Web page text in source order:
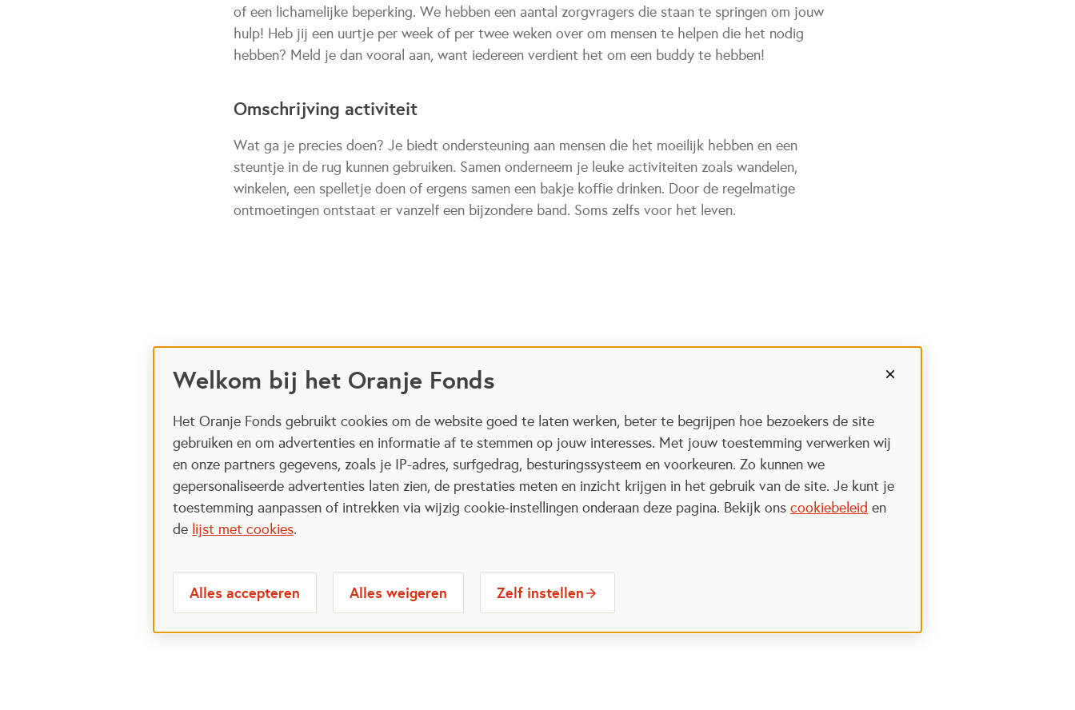
Welkom bij het Oranje Fonds
Het Oranje Fonds gebruikt cookies om de website goed te laten werken, beter te begrijpen hoe bezoekers de site
gebruiken en om advertenties en informatie af te stemmen op jouw interesses. Met jouw toestemming verwerken wij
en onze partners gegevens, zoals je IP-adres, surfgedrag, besturingssysteem en voorkeuren. Zo kunnen we
gepersonaliseerde advertenties laten zien, de prestaties meten en inzicht krijgen in het gebruik van de site. Je kunt je
toestemming aanpassen of intrekken via wijzig cookie-instellingen onderaan deze pagina. Bekijk ons cookiebeleid en
de lijst met cookies.
Alles accepteren Alles weigeren Zelf instellen
of een lichamelijke beperking. We hebben een aantal zorgvragers die staan te springen om jouw
hulp! Heb jij een uurtje per week of per twee weken over om mensen te helpen die het nodig
hebben? Meld je dan vooral aan, want iedereen verdient het om een buddy te hebben!
Omschrijving activiteit
Wat ga je precies doen? Je biedt ondersteuning aan mensen die het moeilijk hebben en een
steuntje in de rug kunnen gebruiken. Samen onderneem je leuke activiteiten zoals wandelen,
winkelen, een spelletje doen of ergens samen een bakje koffie drinken. Door de regelmatige
ontmoetingen ontstaat er vanzelf een bijzondere band. Soms zelfs voor het leven.